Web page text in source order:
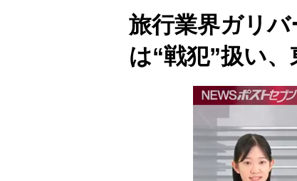
旅行業界ガリ
は“戦犯”扱い